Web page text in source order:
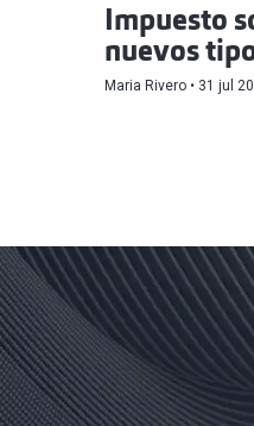
Impuesto
nuevos
Maria Rivero 31 jul